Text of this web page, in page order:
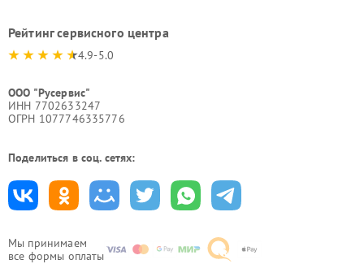
Мы принимаем
все формы оплаты
Рейтинг сервисного центра
4.9-5.0
ООО "Русервис"
ИНН 7702633247
ОГРН 1077746335776
Поделиться в соц. сетях: